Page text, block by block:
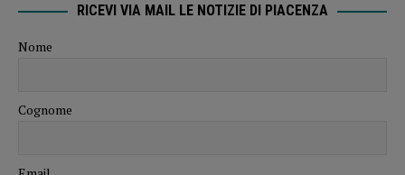
RICEVI VIA MAIL LE NOTIZIE DI PIACENZA
Nome
Cognome